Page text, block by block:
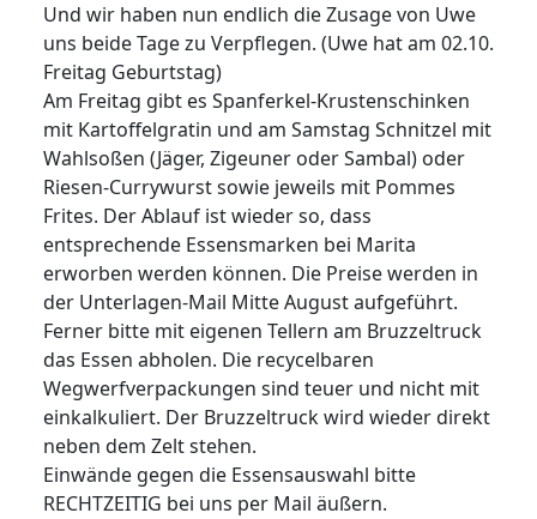
Und wir haben nun endlich die Zusage von Uwe
uns beide Tage zu Verpflegen. (Uwe hat am 02.10.
Freitag Geburtstag)
Am Freitag gibt es Spanferkel-Krustenschinken
mit Kartoffelgratin und am Samstag Schnitzel mit
Wahlsoßen (Jäger, Zigeuner oder Sambal) oder
Riesen-Currywurst sowie jeweils mit Pommes
Frites. Der Ablauf ist wieder so, dass
entsprechende Essensmarken bei Marita
erworben werden können. Die Preise werden in
der Unterlagen-Mail Mitte August aufgeführt.
Ferner bitte mit eigenen Tellern am Bruzzeltruck
das Essen abholen. Die recycelbaren
Wegwerfverpackungen sind teuer und nicht mit
einkalkuliert. Der Bruzzeltruck wird wieder direkt
neben dem Zelt stehen.
Einwände gegen die Essensauswahl bitte
RECHTZEITIG bei uns per Mail äußern.